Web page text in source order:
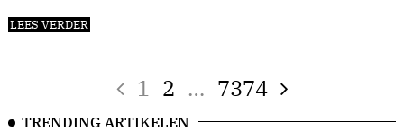
LEES VERDER
1 2 … 7374
TRENDING ARTIKELEN